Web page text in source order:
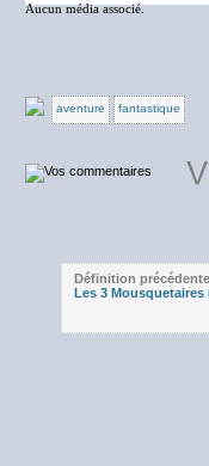
Aucun média associé.
aventure fantastique
Définition
Les 3 Mousquetaires